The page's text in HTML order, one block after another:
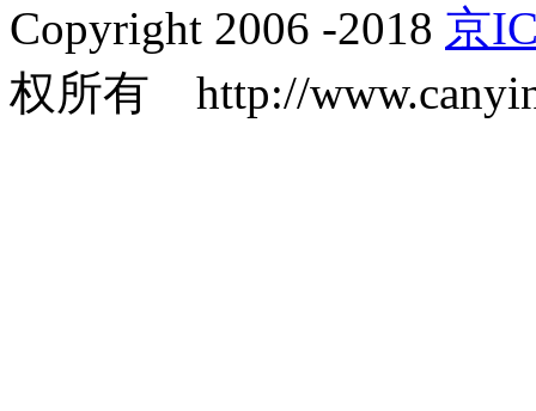
Copyright 2006 -2018 京
权所有 http://